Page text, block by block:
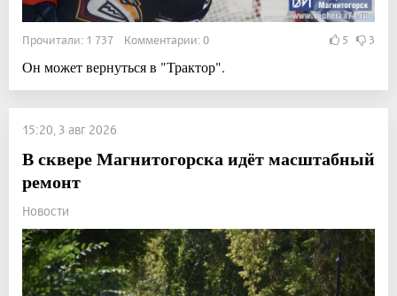
Прочитали: 1 737 Комментарии: 0 5 3
Он может вернуться в "Трактор".
15:20, 3 авг 2026
В сквере Магнитогорска идёт масштабный
ремонт
Новости